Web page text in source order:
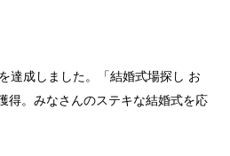
達成しました。「結婚式場探し お
得。みなさんのステキな結婚式を応